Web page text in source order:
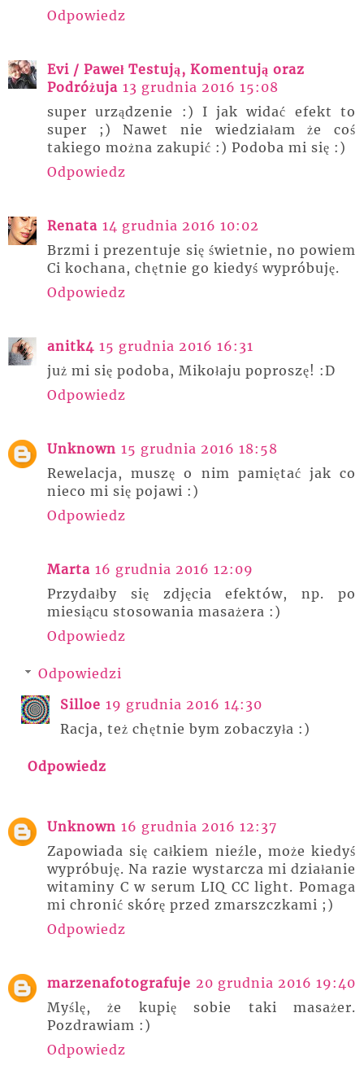
Odpowiedz
Evi / Paweł Testują, Komentują oraz
Podróżuja 13 grudnia 2016 15:08
super urządzenie :) I jak widać efekt to
super ;) Nawet nie wiedziałam że coś
takiego można zakupić :) Podoba mi się :)
Odpowiedz
Renata 14 grudnia 2016 10:02
Brzmi i prezentuje się świetnie, no powiem
Ci kochana, chętnie go kiedyś wypróbuję.
Odpowiedz
anitk4 15 grudnia 2016 16:31
już mi się podoba, Mikołaju poproszę! :D
Odpowiedz
Unknown 15 grudnia 2016 18:58
Rewelacja, muszę o nim pamiętać jak co
nieco mi się pojawi :)
Odpowiedz
Marta 16 grudnia 2016 12:09
Przydałby się zdjęcia efektów, np. po
miesiącu stosowania masażera :)
Odpowiedz
Odpowiedzi
Silloe 19 grudnia 2016 14:30
Racja, też chętnie bym zobaczyła :)
Odpowiedz
Unknown 16 grudnia 2016 12:37
Zapowiada się całkiem nieźle, może kiedyś
wypróbuję. Na razie wystarcza mi działanie
witaminy C w serum LIQ CC light. Pomaga
mi chronić skórę przed zmarszczkami ;)
Odpowiedz
marzenafotografuje 20 grudnia 2016 19:40
Myślę, że kupię sobie taki masażer.
Pozdrawiam :)
Odpowiedz